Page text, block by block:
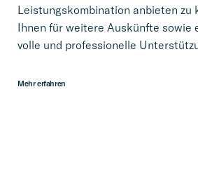
Leistungs­kom­bi­na­tion anbieten zu
Ihnen für weitere Auskünfte
volle und profes­sio­nelle
Mehr erfahren